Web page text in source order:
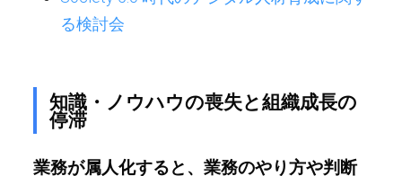
る検討会
知識・ノウハウの喪失と組織成長の
停滞
業務が属人化すると、業務のやり方や判断